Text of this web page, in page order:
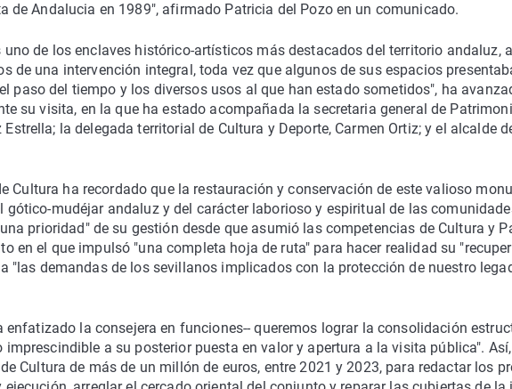
de Andalucia en 1989", afirmado Patricia del Pozo en un comunicado.
uno de los enclaves histórico-artísticos más destacados del territorio andaluz,
de una intervención integral, toda vez que algunos de sus espacios
paso del tiempo y los diversos usos al que han estado sometidos", ha
su visita, en la que ha estado acompañada la secretaria general de
la delegada territorial de Cultura y Deporte, Carmen Ortiz; y el alcalde
Cultura ha recordado que la restauración y conservación de este valioso
mudéjar andaluz y del carácter laborioso y espiritual de las
prioridad" de su gestión desde que asumió las competencias de Cultura y
en el que impulsó "una completa hoja de ruta" para hacer realidad su
"las demandas de los sevillanos implicados con la protección de nuestro
enfatizado la consejera en funciones-- queremos lograr la consolidación
imprescindible a su posterior puesta en valor y apertura a la visita pública".
Cultura de más de un millón de euros, entre 2021 y 2023, para redactar los